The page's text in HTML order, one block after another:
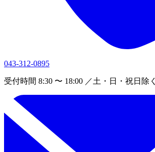
043-312-0895
受付時間 8:30 〜 18:00 ／土・日・祝日除く